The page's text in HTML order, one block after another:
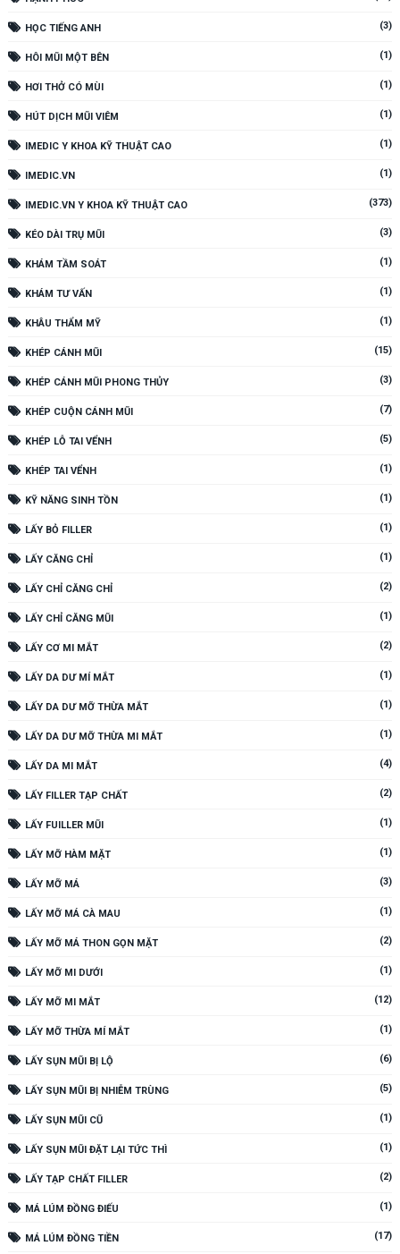
HỌC TIẾNG ANH (3)
HÔI MŨI MỘT BÊN (1)
HƠI THỞ CÓ MÙI (1)
HÚT DỊCH MŨI VIÊM (1)
IMEDIC Y KHOA KỸ THUẬT CAO (1)
IMEDIC.VN (1)
IMEDIC.VN Y KHOA KỸ THUẬT CAO (373)
KÉO DÀI TRỤ MŨI (3)
KHÁM TẦM SOÁT (1)
KHÁM TƯ VẤN (1)
KHÂU THẨM MỸ (1)
KHÉP CÁNH MŨI (15)
KHÉP CÁNH MŨI PHONG THỦY (3)
KHÉP CUỘN CÁNH MŨI (7)
KHÉP LỖ TAI VỂNH (5)
KHÉP TAI VỂNH (1)
KỸ NĂNG SINH TỒN (1)
LẤY BỎ FILLER (1)
LẤY CĂNG CHỈ (1)
LẤY CHỈ CĂNG CHỈ (2)
LẤY CHỈ CĂNG MŨI (1)
LẤY CƠ MI MẮT (2)
LẤY DA DƯ MÍ MẮT (1)
LẤY DA DƯ MỠ THỪA MẮT (1)
LẤY DA DƯ MỠ THỪA MI MẮT (1)
LẤY DA MI MẮT (4)
LẤY FILLER TẠP CHẤT (2)
LẤY FUILLER MŨI (1)
LẤY MỠ HÀM MẶT (1)
LẤY MỠ MÁ (3)
LẤY MỠ MÁ CÀ MAU (1)
LẤY MỠ MÁ THON GỌN MẶT (2)
LẤY MỠ MI DƯỚI (1)
LẤY MỠ MI MẮT (12)
LẤY MỠ THỪA MÍ MẮT (1)
LẤY SỤN MŨI BỊ LỘ (6)
LẤY SỤN MŨI BỊ NHIỄM TRÙNG (5)
LẤY SỤN MŨI CŨ (1)
LẤY SỤN MŨI ĐẶT LẠI TỨC THÌ (1)
LẤY TẠP CHẤT FILLER (2)
MÁ LÚM ĐỒNG ĐIẾU (1)
MÁ LÚM ĐỒNG TIỀN (17)